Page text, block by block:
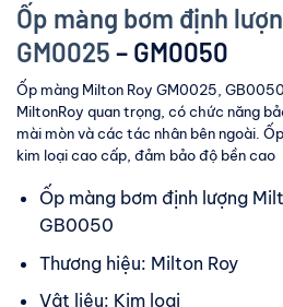
Ốp màng bơm định
GM0025 – GM0050
Ốp màng Milton Roy GM0025,
MiltonRoy quan trọng, có chức năng
mài mòn và các tác nhân bên ngoài.
kim loại cao cấp, đảm bảo độ bền cao
Ốp màng bơm định lượng
GB0050
Thương hiệu: Milton Roy
Vật liệu: Kim loại